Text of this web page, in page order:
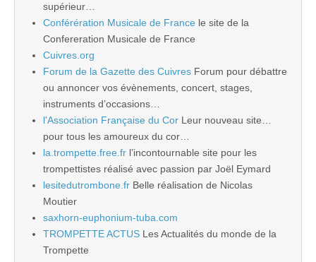
supérieur…
Conférération Musicale de France le site de la
Confereration Musicale de France
Cuivres.org
Forum de la Gazette des Cuivres Forum pour débattre
ou annoncer vos évènements, concert, stages,
instruments d’occasions…
l'Association Française du Cor Leur nouveau site…
pour tous les amoureux du cor…
la.trompette.free.fr l’incontournable site pour les
trompettistes réalisé avec passion par Joël Eymard
lesitedutrombone.fr Belle réalisation de Nicolas
Moutier
saxhorn-euphonium-tuba.com
TROMPETTE ACTUS Les Actualités du monde de la
Trompette